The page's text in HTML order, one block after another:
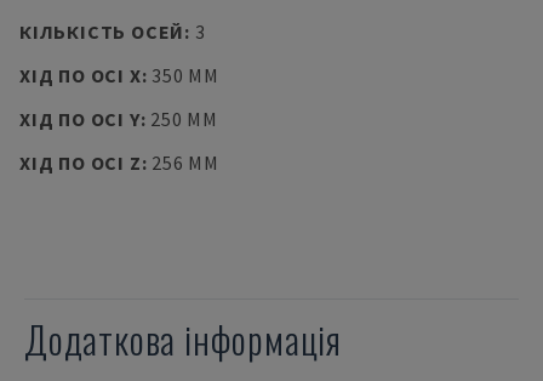
КІЛЬКІСТЬ ОСЕЙ: 3
ХІД ПО ОСІ X: 350 MM
ХІД ПО ОСІ Y: 250 MM
ХІД ПО ОСІ Z: 256 MM
Додаткова інформація